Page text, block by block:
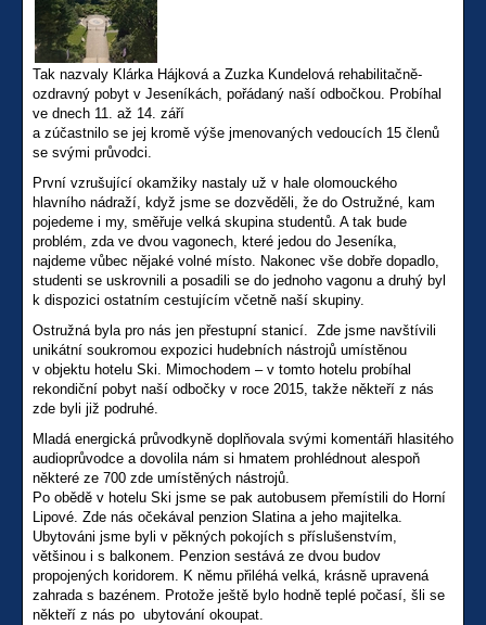
Tak nazvaly Klárka Hájková a Zuzka Kundelová rehabilitačně-
ozdravný pobyt v Jeseníkách, pořádaný naší odbočkou. Probíhal
ve dnech 11. až 14. září
a zúčastnilo se jej kromě výše jmenovaných vedoucích 15 členů
se svými průvodci.
První vzrušující okamžiky nastaly už v hale olomouckého
hlavního nádraží, když jsme se dozvěděli, že do Ostružné, kam
pojedeme i my, směřuje velká skupina studentů. A tak bude
problém, zda ve dvou vagonech, které jedou do Jeseníka,
najdeme vůbec nějaké volné místo. Nakonec vše dobře dopadlo,
studenti se uskrovnili a posadili se do jednoho vagonu a druhý byl
k dispozici ostatním cestujícím včetně naší skupiny.
Ostružná byla pro nás jen přestupní stanicí. Zde jsme navštívili
unikátní soukromou expozici hudebních nástrojů umístěnou
v objektu hotelu Ski. Mimochodem – v tomto hotelu probíhal
rekondiční pobyt naší odbočky v roce 2015, takže někteří z nás
zde byli již podruhé.
Mladá energická průvodkyně doplňovala svými komentáři hlasitého
audioprůvodce a dovolila nám si hmatem prohlédnout alespoň
některé ze 700 zde umístěných nástrojů.
Po obědě v hotelu Ski jsme se pak autobusem přemístili do Horní
Lipové. Zde nás očekával penzion Slatina a jeho majitelka.
Ubytováni jsme byli v pěkných pokojích s příslušenstvím,
většinou i s balkonem. Penzion sestává ze dvou budov
propojených koridorem. K němu přiléhá velká, krásně upravená
zahrada s bazénem. Protože ještě bylo hodně teplé počasí, šli se
někteří z nás po ubytování okoupat.